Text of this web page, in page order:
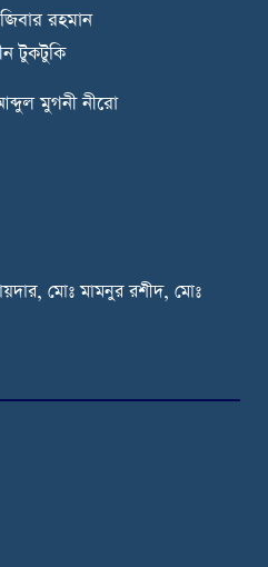
রহমান
টুকটুকি
মুগনী নীরো
মোঃ মামনুর রশীদ, মোঃ